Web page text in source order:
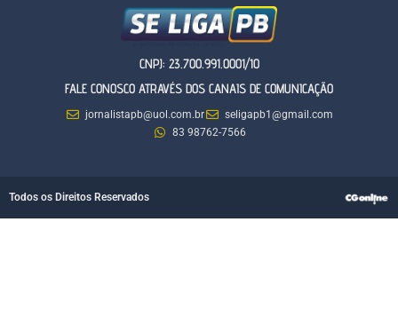
CNPJ: 23.700.991.0001/10
FALE CONOSCO ATRAVÉS DOS CANAIS DE COMUNICAÇÃO
jornalistapb@uol.com.br
seligapb1@gmail.com
83 98762-7566
Todos os Direitos Reservados